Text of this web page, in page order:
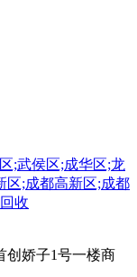
;武侯区;成华区;龙
区;成都高新区;成都
收
创娇子1号一楼商